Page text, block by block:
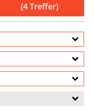
(4 Treffer)